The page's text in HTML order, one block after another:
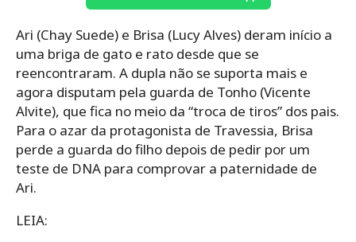
Ari (Chay Suede) e Brisa (Lucy Alves) deram início a
uma briga de gato e rato desde que se
reencontraram. A dupla não se suporta mais e
agora disputam pela guarda de Tonho (Vicente
Alvite), que fica no meio da “troca de tiros” dos pais.
Para o azar da protagonista de Travessia, Brisa
perde a guarda do filho depois de pedir por um
teste de DNA para comprovar a paternidade de
Ari.
LEIA: